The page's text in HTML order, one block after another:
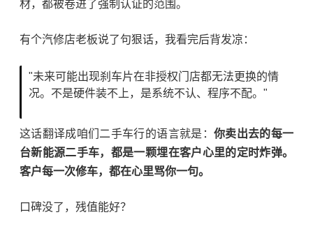
材，都被卷进了强制认证的范围。
有个汽修店老板说了句狠话，我看完后背发凉：
"未来可能出现刹车片在非授权门店都无法更换的情
况。不是硬件装不上，是系统不认、程序不配。"
这话翻译成咱们二手车行的语言就是： 你卖出去的每一
台新能源二手车，都是一颗埋在客户心里的定时炸弹。
客户每一次修车，都在心里骂你一句。
口碑没了，残值能好？